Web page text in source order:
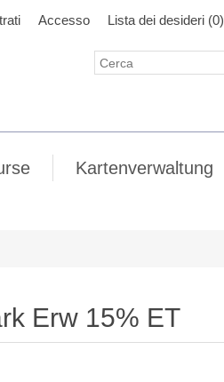
Accesso Lista dei desideri (0)
Kartenverwaltung
Erw 15% ET